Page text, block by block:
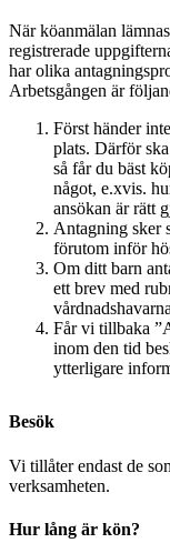
När köanmälan
registrerade
har olika
Arbetsgången är
Först händer
plats. Därför
så får du bäst
något, e.xvis.
ansökan är rätt
Antagning sker
förutom inför
Om ditt barn
ett brev med
Får vi tillbaka
inom den tid
ytterligare
Besök
Vi tillåter endast de
verksamheten.
Hur lång är kön?